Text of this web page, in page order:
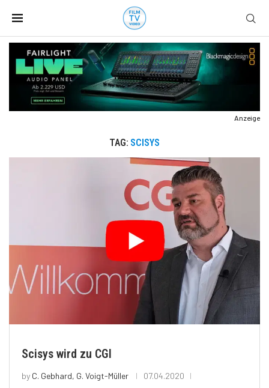
Anzeige
TAG: SCISYS
Scisys wird zu CGI
by C. Gebhard, G. Voigt-Müller 07.04.2020